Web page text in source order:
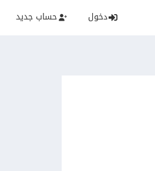
دخول حساب جديد